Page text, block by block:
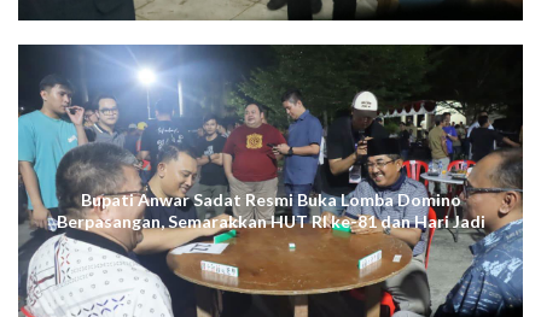
Bupati Anwar Sadat Resmi Buka Lomba Domino
Berpasangan, Semarakkan HUT RI ke-81 dan Hari Jadi
ke-61 Tanjab Barat